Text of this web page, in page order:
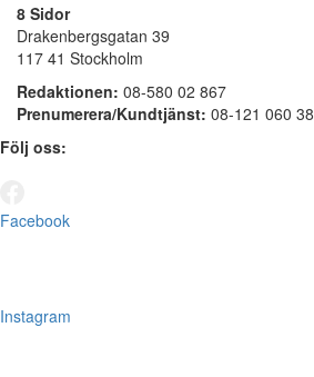
8 Sidor
Drakenbergsgatan 39
117 41 Stockholm
Redaktionen: 08-580 02 867
Prenumerera/Kundtjänst: 08-121 060 38
Följ oss:
Facebook
Instagram